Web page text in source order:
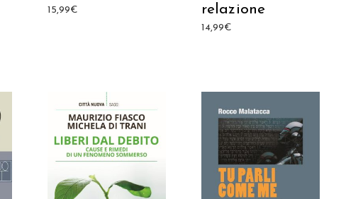
15,99€
relazione
14,99€
AGGIUNGI AL CARRELLO AGGIUNGI AL CARRELLO